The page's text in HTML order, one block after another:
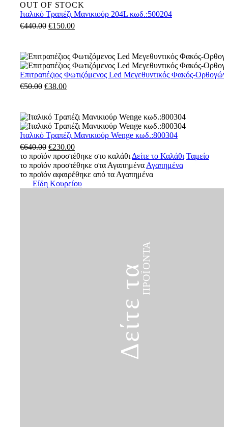
Ιταλικό
Τραπέζι
Μανικιούρ
OUT OF STOCK
Ιταλικό Τραπέζι Μανικιούρ 204L κωδ.:500204
€440.00 Original
€440.00.
€150.00
είναι:
€150.00.
Επιτραπέζιος
Φωτιζόμενος
Φακός-
Ορθογώνιος
103162
Επιτραπέζιος Φωτιζόμενος Led Μεγεθυντικός Φακός-
€50.00 Original
€50.00.
€38.00
είναι:
€38.00.
Ιταλικό
Τραπέζι
Μανικιούρ
Wenge
κωδ.:800304
Ιταλικό Τραπέζι Μανικιούρ Wenge κωδ.:800304
€640.00 Original
price
was:
€640.00.
€230.00
τρέχουσα
τιμή
είναι:
€230.00.
το προϊόν προστέθηκε στο καλάθι Δείτε το Καλάθι Ταμείο
το προϊόν προστέθηκε στα Αγαπημένα Αγαπημένα
το προϊόν αφαιρέθηκε από τα Αγαπημένα
Είδη Κουρείου
Δείτε ταΠΡΟΪΌΝΤΑ